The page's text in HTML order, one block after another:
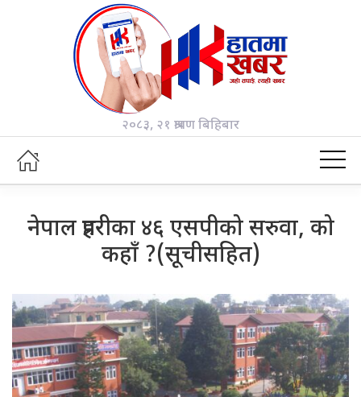
२०८३, २१ श्रावण बिहिबार
नेपाल प्रहरीका ४६ एसपीको सरुवा, को
कहाँ ?(सूचीसहित)